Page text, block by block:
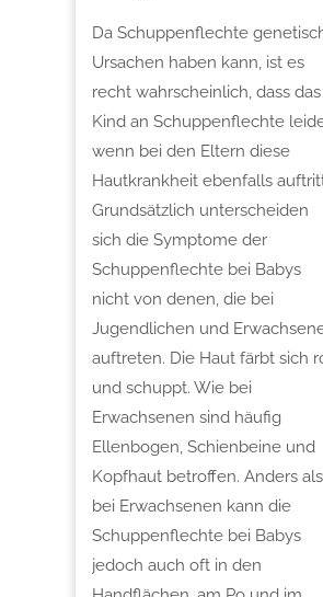
Da Schuppenflechte
Ursachen haben kann, ist es
recht wahrscheinlich, dass das
Kind an Schuppenflechte
wenn bei den Eltern diese
Hautkrankheit ebenfalls
Grundsätzlich unterscheiden
sich die Symptome der
Schuppenflechte bei Babys
nicht von denen, die bei
Jugendlichen und
auftreten. Die Haut färbt sich
und schuppt. Wie bei
Erwachsenen sind häufig
Ellenbogen, Schienbeine und
Kopfhaut betroffen. Anders als
bei Erwachsenen kann die
Schuppenflechte bei Babys
jedoch auch oft in den